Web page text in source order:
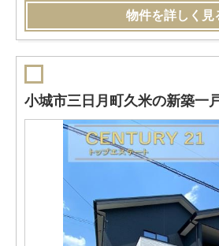
物件を詳しく見
小城市三日月町久米の新築一